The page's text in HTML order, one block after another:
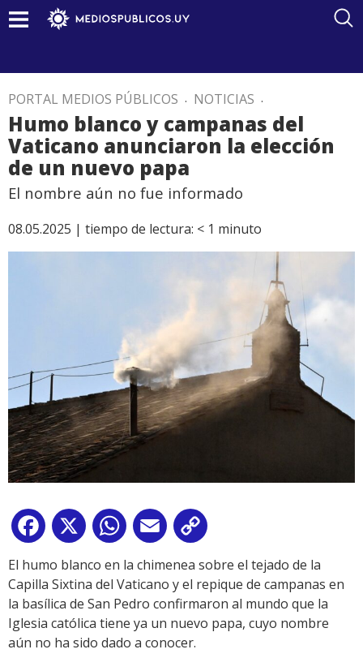
PORTAL MEDIOS PÚBLICOS . NOTICIAS .
Humo blanco y campanas del
Vaticano anunciaron la elección
de un nuevo papa
El nombre aún no fue informado
08.05.2025 | tiempo de lectura: < 1 minuto
Facebook
X WhatsApp
Email
Link
El humo blanco en la chimenea sobre el tejado de la
Capilla Sixtina del Vaticano y el repique de campanas en
la basílica de San Pedro confirmaron al mundo que la
Iglesia católica tiene ya un nuevo papa, cuyo nombre
aún no ha sido dado a conocer.